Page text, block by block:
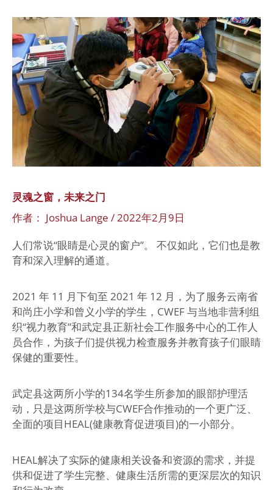
灵魂之窗，未来之门
作者： Joshua Lange /2022年2月9日
人们常说“眼睛是心灵的窗户”。 不仅如此，它们也是教
育和深入理解的通道。
2021 年 11 月下旬至 2021 年 12 月，为了服务云南省
和尚庄小学和曾义小学的学生，CWEF 与当地非营利组
织“视力教育”和武定县正新社会工作服务中心的工作人
员合作，为孩子们提供视力检查服务并教育孩子们眼睛
保健的重要性。
武定县这两所小学的134名学生所参加的眼部护理活
动，只是这两所学校与CWEF合作推动的一个更广泛、
全面的项目HEAL(健康教育促进项目)的一小部分。
HEAL解决了实际的健康相关设备和资源的需求，并提
供和促进了学生完整、健康生活所需的更深层次的知识
灵
魂
之
窗，
未
来
之